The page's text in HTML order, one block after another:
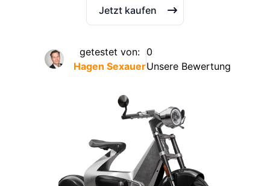
Jetzt kaufen
getestet von:
Hagen Sexauer
0
Unsere Bewertung